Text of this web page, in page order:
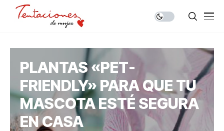
PLANTAS «PET-
FRIENDLY» PARA QUE TU
MASCOTA ESTÉ SEGURA
EN CASA